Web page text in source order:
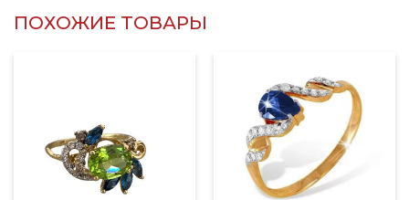
ПОХОЖИЕ ТОВАРЫ